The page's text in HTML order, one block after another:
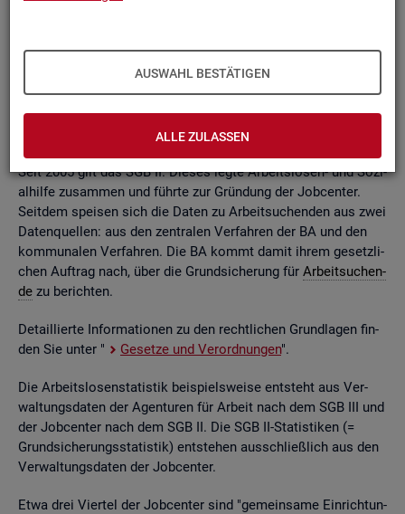
AUSWAHL BESTÄTIGEN
ALLE ZULASSEN
Grund­la­ge kön­nen Be­stän­de, Zu- und Ab­gän­ge,Dau­ern, Leis­
tungs­hö­hen und viele an­de­re sta­tis­ti­sche Mess­grö­ßen er­mit­
telt wer­den. Die Werte lie­gen re­gio­nal tief ge­glie­dert und
nach viel­fäl­ti­gen so­zio­de­mo­gra­fi­schen und er­werbs­bio­gra­fi­
Seit 2005 gilt das SGB II. Die­ses legte Ar­beits­lo­sen- und So­zi­
al­hil­fe zu­sam­men und führ­te zur Grün­dung der Job­cen­ter.
Seit­dem spei­sen sich die Daten zu Ar­beit­su­chen­den aus zwei
Da­ten­quel­len: aus den zen­tra­len Ver­fah­ren der BA und den
kom­mu­na­len Ver­fah­ren. Die BA kommt damit ihrem ge­setz­li­
chen Auf­trag nach, über die Grund­si­che­rung für Ar­beit­su­chen­
de zu be­rich­ten.
De­tail­lier­te In­for­ma­tio­nen zu den recht­li­chen Grund­la­gen fin­
den Sie unter "
Ge­set­ze und Ver­ord­nun­gen".
Die Ar­beits­lo­sen­sta­tis­tik bei­spiels­wei­se ent­steht aus Ver­
wal­tungs­da­ten der Agen­tu­ren für Ar­beit nach dem SGB III und
der Job­cen­ter nach dem SGB II. Die SGB II-Sta­tis­ti­ken (=
Grund­si­che­rungs­sta­tis­tik) ent­ste­hen aus­schlie­ß­lich aus den
Ver­wal­tungs­da­ten der Job­cen­ter.
Etwa drei Vier­tel der Job­cen­ter sind "ge­mein­sa­me Ein­rich­tun­